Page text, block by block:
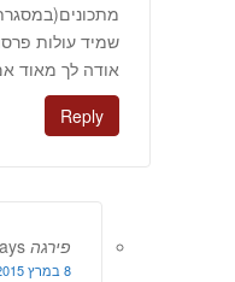
שמיד עולות
אודה לך מאוד
Reply
פירגה
8 במרץ 2015 at 19:58